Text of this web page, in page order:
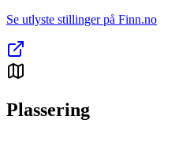
Se utlyste stillinger på Finn.no
Plassering